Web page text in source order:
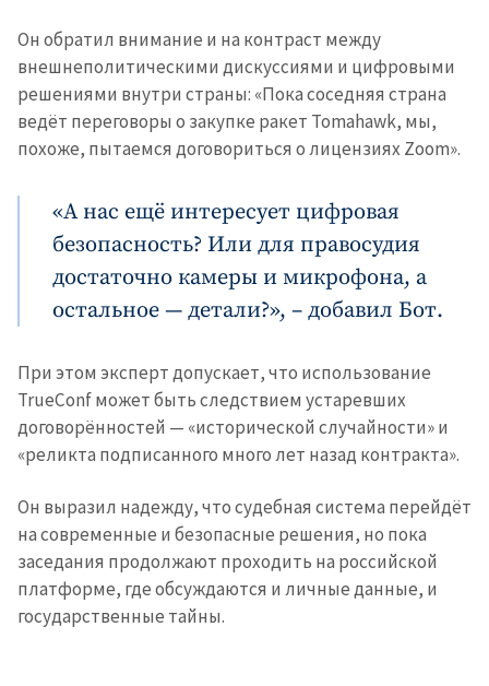
Он обратил внимание и на контраст между
внешнеполитическими дискуссиями и цифровыми
решениями внутри страны: «Пока соседняя страна
ведёт переговоры о закупке ракет Tomahawk, мы,
похоже, пытаемся договориться о лицензиях Zoom».
«А нас ещё интересует цифровая
безопасность? Или для правосудия
достаточно камеры и микрофона, а
остальное — детали?», – добавил Бот.
При этом эксперт допускает, что использование
TrueConf может быть следствием устаревших
договорённостей — «исторической случайности» и
«реликта подписанного много лет назад контракта».
Он выразил надежду, что судебная система перейдёт
на современные и безопасные решения, но пока
заседания продолжают проходить на российской
платформе, где обсуждаются и личные данные, и
государственные тайны.